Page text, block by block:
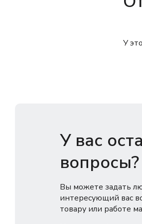
У
У вас
вопросы?
Вы можете задать
интересующий вас
товару или работе